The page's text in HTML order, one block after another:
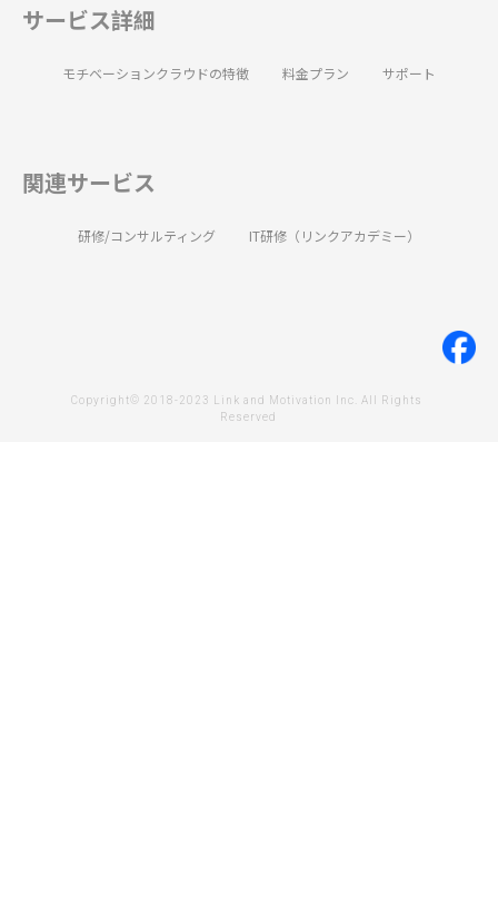
サービス詳細
モチベーションクラウドの特徴 料金プラン サポート
関連サービス
研修/コンサルティング IT研修（リンクアカデミー）
Copyright© 2018-2023 Link and Motivation Inc. All Rights
Reserved